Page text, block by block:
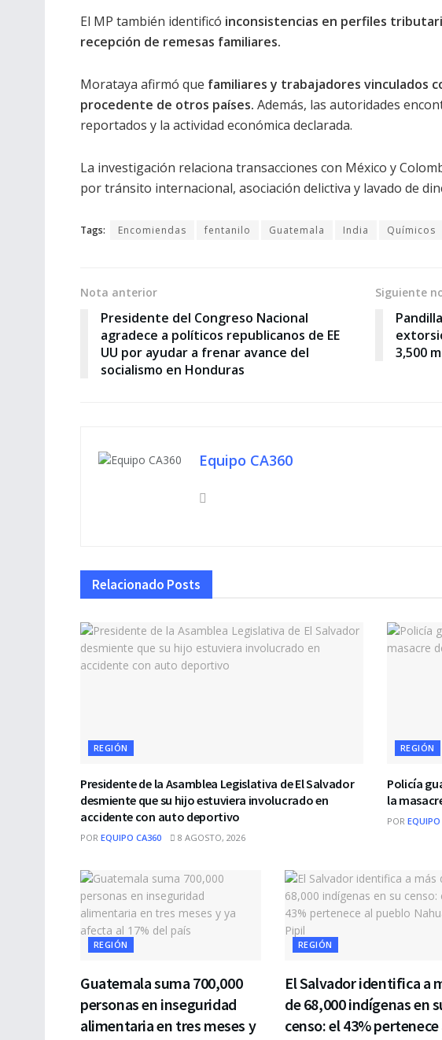
El MP también identificó inconsistencias en perfiles
recepción de remesas familiares.
Morataya afirmó que familiares y trabajadores vinculados
procedente de otros países. Además, las autoridades
reportados y la actividad económica declarada.
La investigación relaciona transacciones con México y
por tránsito internacional, asociación delictiva y lavado de
Tags: Encomiendas fentanilo Guatemala India Químicos
Nota anterior
Presidente del Congreso Nacional
agradece a políticos republicanos de EE
UU por ayudar a frenar avance del
socialismo en Honduras
Siguiente
3,500
Equipo CA360
Relacionado Posts
REGIÓN
Presidente de la Asamblea Legislativa de El Salvador
desmiente que su hijo estuviera involucrado en
accidente con auto deportivo
POR EQUIPO CA360 8 AGOSTO, 2026
REGIÓN
Policía
la
POR
REGIÓN
Guatemala suma 700,000
personas en inseguridad
alimentaria en tres meses y
REGIÓN
El Salvador identifica a
de 68,000 indígenas en
censo: el 43% pertenece